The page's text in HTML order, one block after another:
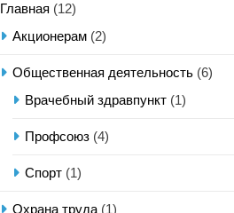
Главная (12)
Акционерам (2)
Общественная деятельность (6)
Врачебный здравпункт (1)
Профсоюз (4)
Спорт (1)
Охрана труда (1)